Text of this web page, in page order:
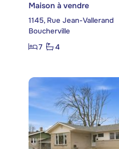
Maison à vendre
1145, Rue Jean-Vallerand
Boucherville
7
4